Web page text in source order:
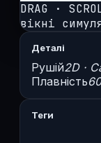
DRAG ·
вікні
Деталі
Рушій2D ·
Плавність
Теги